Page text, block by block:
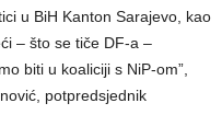
u BiH Kanton Sarajevo, kao
– što se tiče DF-a –
biti u koaliciji s NiP-om”,
potpredsjednik